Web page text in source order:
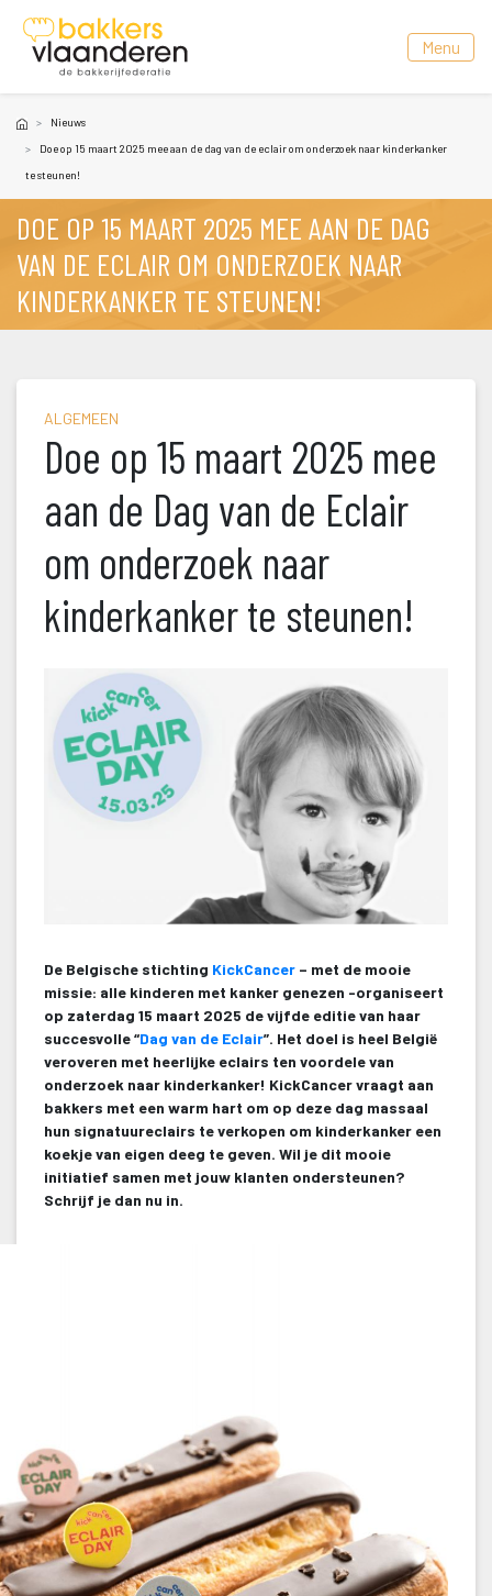
Menu
Nieuw
Doe op 15 maart 2025 mee aan de dag van de eclair om onderzoek naar kinderkanker
te steunen!
DOE OP 15 MAART 2025 MEE AAN DE DAG
VAN DE ECLAIR OM ONDERZOEK NAAR
KINDERKANKER TE STEUNEN!
ALGEMEEN
Doe op 15 maart 2025 mee
aan de Dag van de Eclair
om onderzoek naar
kinderkanker te steunen!
De Belgische stichting KickCancer – met de mooie
missie: alle kinderen met kanker genezen -organiseert
op zaterdag 15 maart 2025 de vijfde editie van haar
uccesvolle “Dag van de Eclair”. Het doel is heel België
veroveren met heerlijke eclairs ten voordele van
onderzoek naar kinderkanker! KickCancer vraagt aan
bakkers met een warm hart om op deze dag massaal
hun signatuureclairs te verkopen om kinderkanker een
koekje van eigen deeg te geven. Wil je dit mooie
initiatief samen met jouw klanten ondersteunen?
Schrijf je dan nu in.